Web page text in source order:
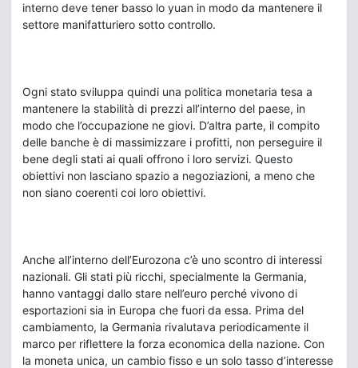
interno deve tener basso lo yuan in modo da mantenere il
settore manifatturiero sotto controllo.
Ogni stato sviluppa quindi una politica monetaria tesa a
mantenere la stabilità di prezzi all’interno del paese, in
modo che l’occupazione ne giovi. D’altra parte, il compito
delle banche è di massimizzare i profitti, non perseguire il
bene degli stati ai quali offrono i loro servizi. Questo
obiettivi non lasciano spazio a negoziazioni, a meno che
non siano coerenti coi loro obiettivi.
Anche all’interno dell’Eurozona c’è uno scontro di interessi
nazionali. Gli stati più ricchi, specialmente la Germania,
hanno vantaggi dallo stare nell’euro perché vivono di
esportazioni sia in Europa che fuori da essa. Prima del
cambiamento, la Germania rivalutava periodicamente il
marco per riflettere la forza economica della nazione. Con
la moneta unica, un cambio fisso e un solo tasso d’interesse